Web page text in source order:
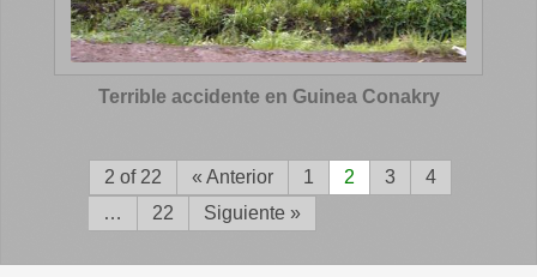
Terrible accidente en Guinea Conakry
2 of 22 « Anterior 1 2 3
4
…
22 Siguiente »